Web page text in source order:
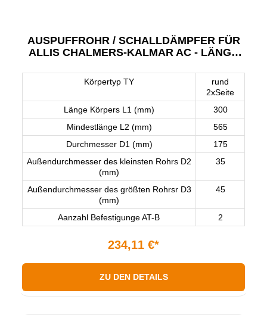
AUSPUFFROHR / SCHALLDÄMPFER FÜR
ALLIS CHALMERS-KALMAR AC - LÄNGE
Körpertyp TY
rund
2xSeite
Länge Körpers L1 (mm)
300
Mindestlänge L2 (mm)
565
Durchmesser D1 (mm)
175
Außendurchmesser des kleinsten Rohrs D2
(mm)
35
Außendurchmesser des größten Rohrsr D3
(mm)
45
Aanzahl Befestigunge AT-B 2
234,11 €*
ZU DEN DETAILS